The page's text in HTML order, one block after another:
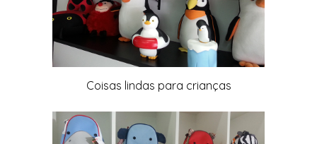
Coisas lindas para crianças